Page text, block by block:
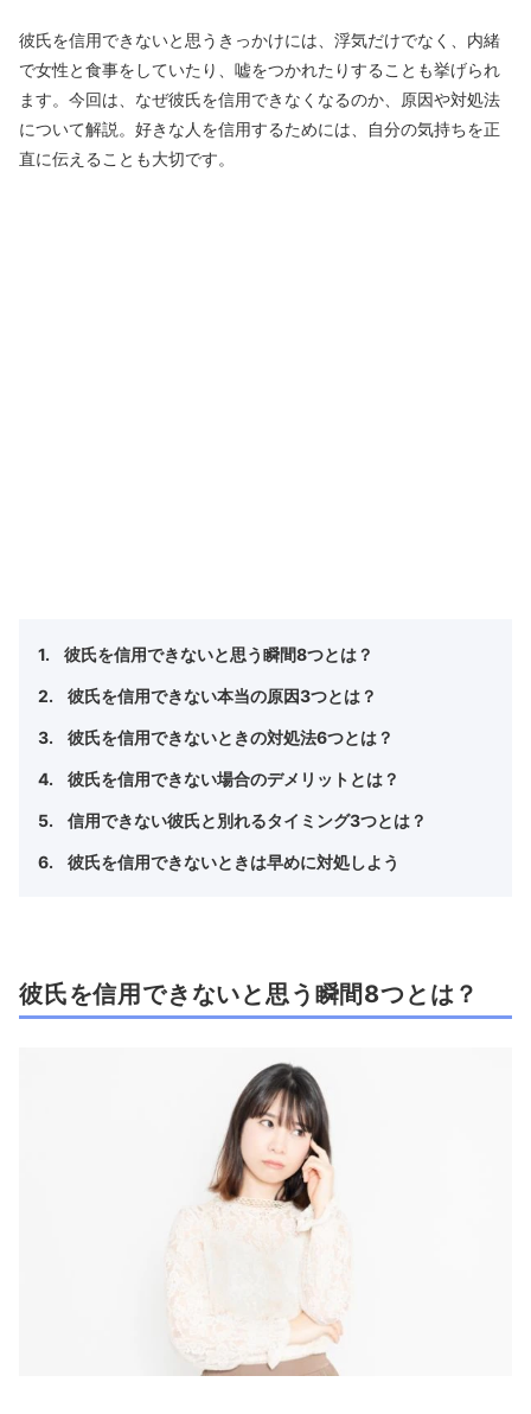
彼氏を信用できないと思うきっかけには、浮気だけでなく、内緒
で女性と食事をしていたり、嘘をつかれたりすることも挙げられ
ます。今回は、なぜ彼氏を信用できなくなるのか、原因や対処法
について解説。好きな人を信用するためには、自分の気持ちを正
直に伝えることも大切です。
彼氏を信用できないと思う瞬間8つとは？
彼氏を信用できない本当の原因3つとは？
彼氏を信用できないときの対処法6つとは？
彼氏を信用できない場合のデメリットとは？
信用できない彼氏と別れるタイミング3つとは？
彼氏を信用できないときは早めに対処しよう
彼氏を信用できないと思う瞬間8つとは？